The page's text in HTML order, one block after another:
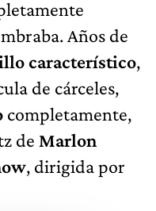
Años de
característico,
de cárceles,
completamente,
de Marlon
, dirigida por